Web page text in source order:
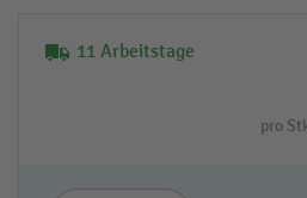
11 Arbeitstage
pro